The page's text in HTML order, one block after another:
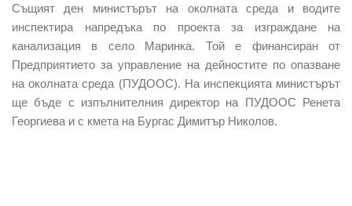
Същият ден министърът на околната среда и водите
инспектира напредъка по проекта за изграждане на
канализация в село Маринка. Той е финансиран от
Предприятието за управление на дейностите по опазване
на околната среда (ПУДООС). На инспекцията министърът
ще бъде с изпълнителния директор на ПУДООС Ренета
Георгиева и с кмета на Бургас Димитър Николов.